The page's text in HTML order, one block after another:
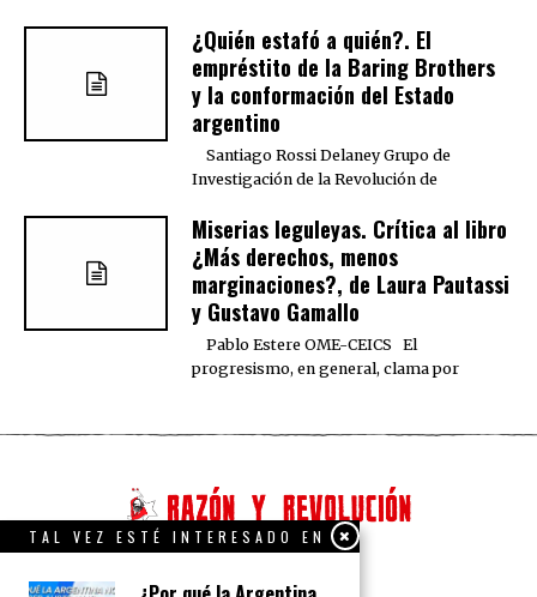
¿Quién estafó a quién?. El
empréstito de la Baring Brothers
y la conformación del Estado
argentino
Santiago Rossi Delaney Grupo de
Investigación de la Revolución de
Miserias leguleyas. Crítica al libro
¿Más derechos, menos
marginaciones?, de Laura Pautassi
y Gustavo Gamallo
Pablo Estere OME-CEICS El
progresismo, en general, clama por
TAL VEZ ESTÉ INTERESADO EN